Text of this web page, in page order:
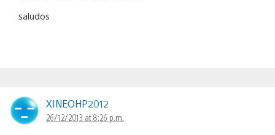
saludos
XINEOHP2012
26/12/2013 at 8:26 p.m.